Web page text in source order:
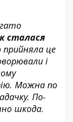
сталася
прийняла це
і
Можна по
По-
шкода.